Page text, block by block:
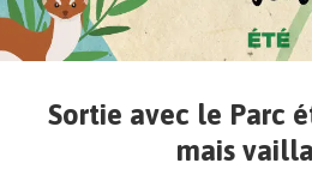
Sortie avec le Parc
mais